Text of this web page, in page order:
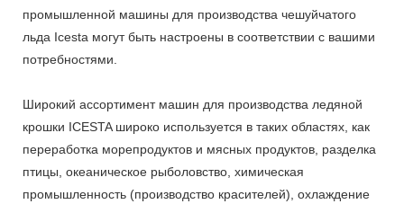
промышленной машины для производства чешуйчатого
льда Icesta могут быть настроены в соответствии с вашими
потребностями.
Широкий ассортимент машин для производства ледяной
крошки ICESTA широко используется в таких областях, как
переработка морепродуктов и мясных продуктов, разделка
птицы, океаническое рыболовство, химическая
промышленность (производство красителей), охлаждение